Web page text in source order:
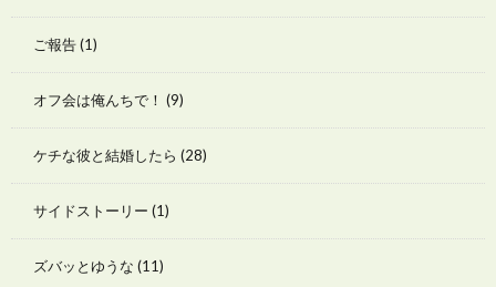
ご報告(1)
オフ会は俺んちで！ (9)
ケチな彼と結婚したら (28)
サイドストーリー (1)
ズバッとゆうな (11)